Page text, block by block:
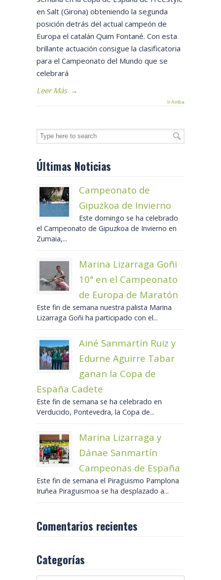
en Salt (Girona) obteniendo la segunda
posición detrás del actual campeón de
Europa el catalán Quim Fontané. Con esta
brillante actuación consigue la clasificatoria
para el Campeonato del Mundo que se
celebrará
Leer Más →
Ir Arriba
Últimas Noticias
Campeonato de
Gipuzkoa de Invierno
Este domingo se ha celebrado
el Campeonato de Gipuzkoa de Invierno en
Zumaia,...
Marina Lizarraga Goñi
10ª en el Campeonato
de Europa de Maratón
Este fin de semana nuestra palista Marina
Lizarraga Goñi ha participado con el...
Ainé Sanmartín Ruiz y
Edurne Aguirre Tabar
ganan la Copa de
España Cadete
Este fin de semana se ha celebrado en
Verducido, Pontevedra, la Copa de...
Marina Lizarraga y
Dánae Sanmartín
Campeonas de España
Este fin de semana el Piragüismo Pamplona
Iruñea Piraguismoa se ha desplazado a...
Comentarios recientes
Categorías